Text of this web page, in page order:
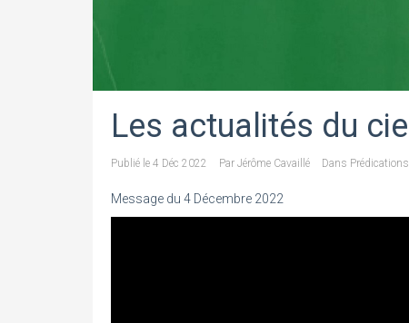
Les actualités du ciel
Publié le 4 Déc 2022 Par Jérôme Cavaillé Dans Prédications
Message du 4 Décembre 2022